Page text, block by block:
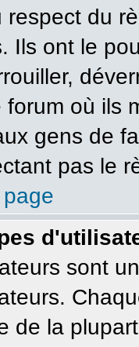
respect du
Ils ont le
où ils
gens de
pas le
sont
de la